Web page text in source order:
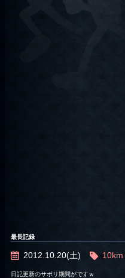
最長記録
2012.10.20(土) 10km
日記更新のサボリ期間がですｗ